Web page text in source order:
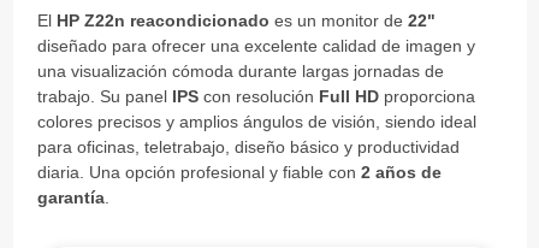
El HP Z22n reacondicionado es un monitor de 22"
diseñado para ofrecer una excelente calidad de imagen y
una visualización cómoda durante largas jornadas de
trabajo. Su panel IPScon resolución Full HDproporciona
colores precisos y amplios ángulos de visión, siendo ideal
para oficinas, teletrabajo, diseño básico y productividad
diaria. Una opción profesional y fiable con 2 años de
garantía.